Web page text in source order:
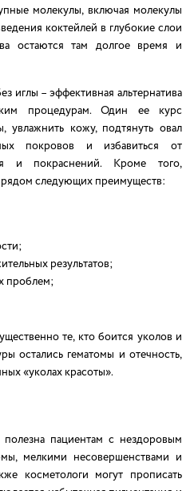
молекулы, включая молекулы
коктейлей в глубокие слои
остаются там долгое время и
иглы – эффективная альтернатива
процедурам. Один ее курс
увлажнить кожу, подтянуть овал
покровов и избавиться от
и покраснений. Кроме того,
рядом следующих преимуществ:
результатов;
проблем;
те, кто боится уколов и
остались гематомы и отечность,
«уколах красоты».
полезна пациентам с нездоровым
мелкими несовершенствами и
косметологи могут прописать